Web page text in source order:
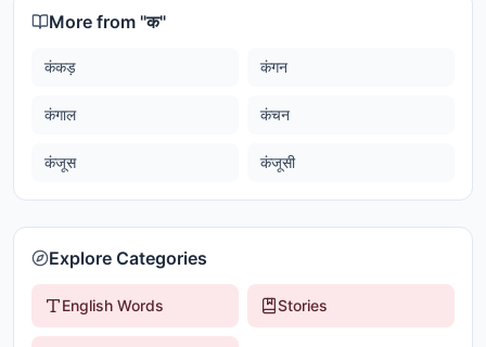
More from "क"
कंकड़ कंगन
कंगाल कंचन
कंजूस कंजूसी
Explore Categories
English Words Stories